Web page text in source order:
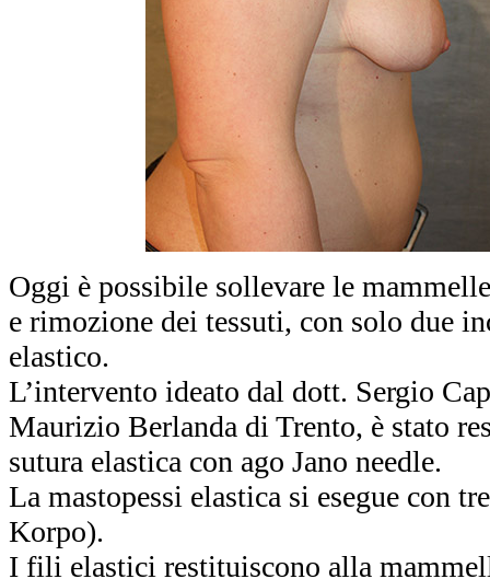
Oggi è possibile sollevare le
e rimozione dei tessuti, con solo due
elastico.
L’intervento ideato dal dott. Sergio
Maurizio Berlanda di Trento, è stato
sutura elastica con ago Jano needle.
La mastopessi elastica si esegue con
Korpo).
I fili elastici restituiscono alla